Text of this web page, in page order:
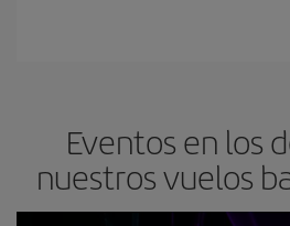
Eventos en los
nuestros vuelos